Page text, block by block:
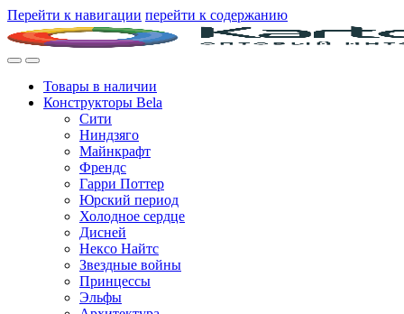
Перейти к навигации перейти к содержанию
Товары в наличии
Конструкторы Bela
Сити
Ниндзяго
Майнкрафт
Френдс
Гарри Поттер
Юрский период
Холодное сердце
Дисней
Нексо Найтс
Звездные войны
Принцессы
Эльфы